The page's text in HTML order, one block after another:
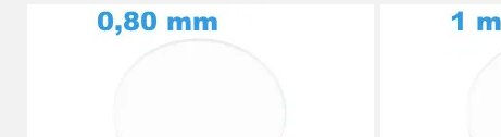
STOCK
29,90 €